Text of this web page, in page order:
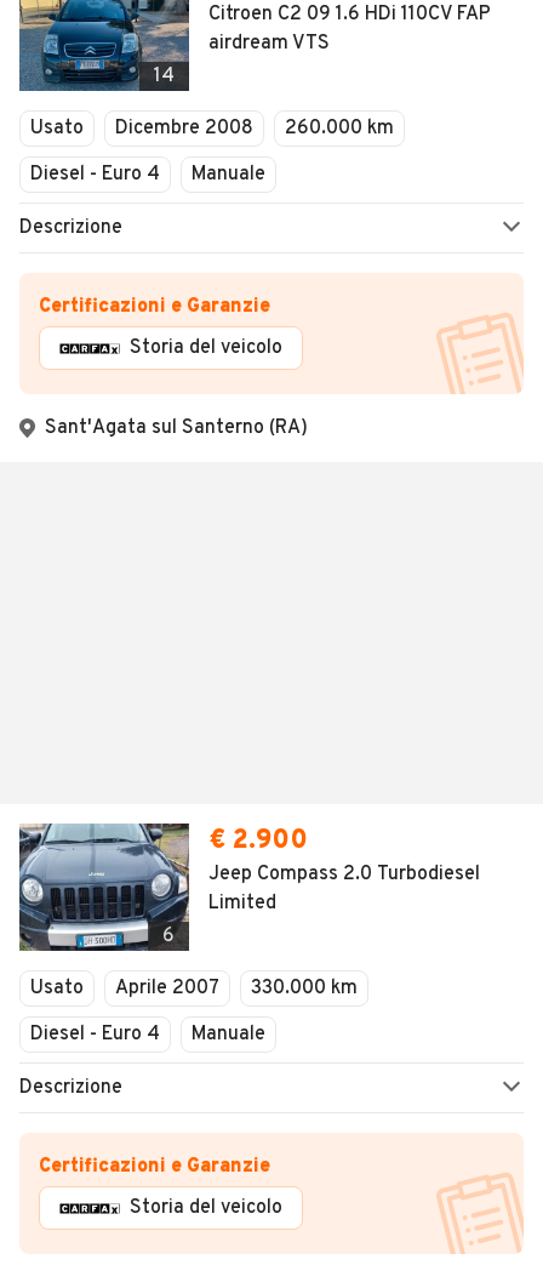
14
Citroen C2 09 1.6 HDi 110CV FAP
airdream VTS
Usato Dicembre 2008
260.000 km
Diesel - Euro 4
Manuale
Descrizione
Certificazioni e Garanzie
Storia del veicolo
Sant'Agata sul Santerno (RA)
6
€ 2.900
Jeep Compass 2.0 Turbodiesel
Limited
Usato Aprile 2007
330.000 km
Diesel - Euro 4
Manuale
Descrizione
Certificazioni e Garanzie
Storia del veicolo